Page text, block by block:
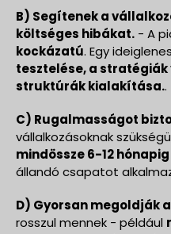
B) Segítenek a
költséges hibákat. - A
kockázatú. Egy
tesztelése, a
struktúrák kialakítása..
C) Rugalmasságot
vállalkozásoknak
mindössze 6-12 hónapig
állandó csapatot
D) Gyorsan megoldják
rosszul mennek - például